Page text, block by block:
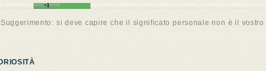
+1
si deve capire che il significato personale non è il